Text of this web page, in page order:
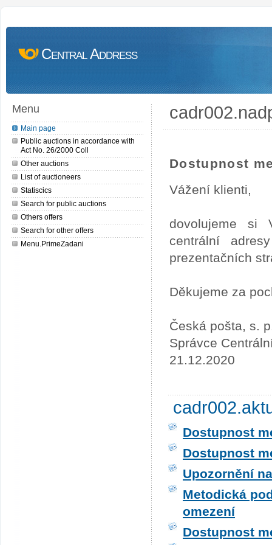
Central Address
Menu
Main page
Public auctions in accordance with
Act No. 26/2000 Coll
Other auctions
List of auctioneers
Statiscics
Search for public auctions
Others offers
Search for other offers
Menu.PrimeZadani
Dostupnost
Vážení klienti,
dovolujeme si
centrální
prezentačních
Děkujeme za
Česká pošta, s.
Správce
21.12.2020
Dostupnost
Dostupnost
Upozornění
Metodická
omezení
Dostupnost